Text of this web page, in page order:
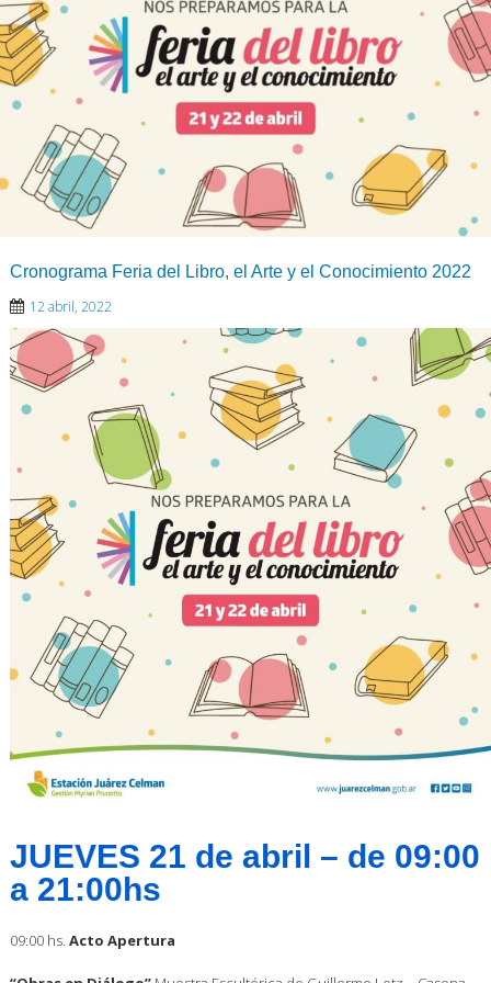
Cronograma Feria del Libro, el Arte y el Conocimiento 2022
12 abril, 2022
JUEVES 21 de abril – de 09:00
a 21:00hs
09:00 hs. Acto Apertura